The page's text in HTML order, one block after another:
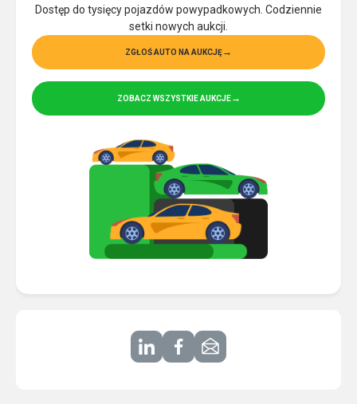
Dostęp do tysięcy pojazdów powypadkowych. Codziennie
setki nowych aukcji.
ZGŁOŚ AUTO NA AUKCJĘ
ZOBACZ WSZYSTKIE AUKCJE